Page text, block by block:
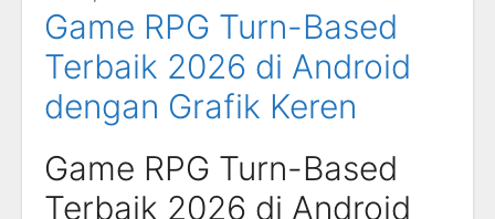
Game RPG Turn-Based
Terbaik 2026 di Android
dengan Grafik Keren
Game RPG Turn-Based
Terbaik 2026 di Android